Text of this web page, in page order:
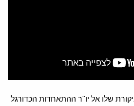
שלו אל יו"ר ההתאחדות הכדורגל